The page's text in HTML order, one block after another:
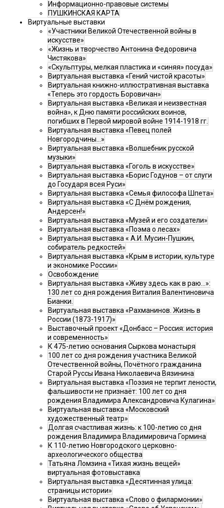
Информационно-правовые системы
ПУШКИНСКАЯ КАРТА
Виртуальные выставки
«Участники Великой Отечественной войны в
искусстве»
«Жизнь и творчество Антонина Федоровича
Чистякова»
«Скульптуры, мелкая пластика и «синяя» посуда»
Виртуальная выставка «Гений чистой красоты»
Виртуальная книжно-иллюстративная выставка
«Теперь это гордость Боровичан»
Виртуальная выставка «Великая и неизвестная
война», к Дню памяти российских воинов,
погибших в Первой мировой войне 1914-1918 гг.
Виртуальная выставка «Певец полей
Новгородчины…»
Виртуальная выставка «Волшебник русской
музыки»
Виртуальная выставка «Гоголь в искусстве»
Виртуальная выставка «Борис Годунов – от слуги
до Государя всея Руси»
Виртуальная выставка «Семья философа Шпета»
Виртуальная выставка «С Днём рождения,
Андерсен!»
Виртуальная выставка «Музей и его создатели»
Виртуальная выставка «Поэма о лесах»
Виртуальная выставка « А.И. Мусин-Пушкин,
собиратель редкостей»
Виртуальная выставка «Крым в истории, культуре
и экономике России»
Освобождение
Виртуальная выставка «Живу здесь как в раю…»:
130 лет со дня рождения Виталия Валентиновича
Бианки.
Виртуальная выставка «Рахманинов. Жизнь в
России (1873-1917)»
Выставочный проект «Донбасс – Россия: история
и современность»
К 475-летию основания Сыркова монастыря
100 лет со дня рождения участника Великой
Отечественной войны, Почётного гражданина
Старой Руссы Ивана Николаевича Вязинина
Виртуальная выставка «Поэзия не терпит лености,
фальшивости не признаёт: 100 лет со дня
рождения Владимира Александровича Кулагина»
Виртуальная выставка «Московский
художественный театр»
Долгая счастливая жизнь: к 100-летию со дня
рождения Владимира Владимировича Гормина
К 110-летию Новгородского церковно-
археологического общества
Татьяна Ломзина «Тихая жизнь вещей»
виртуальная фотовыставка
Виртуальная выставка «Десятинная улица:
страницы истории»
Виртуальная выставка «Слово о филармонии»